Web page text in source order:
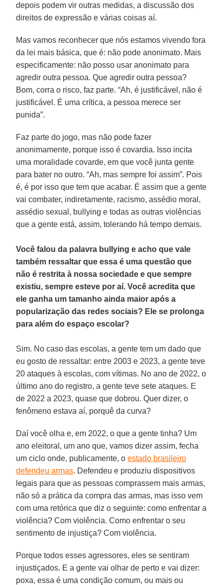
depois podem vir outras medidas, a discussão dos
direitos de expressão e várias coisas aí.
Mas vamos reconhecer que nós estamos vivendo fora
da lei mais básica, que é: não pode anonimato. Mais
especificamente: não posso usar anonimato para
agredir outra pessoa. Que agredir outra pessoa?
Bom, corra o risco, faz parte. “Ah, é justificável, não é
justificável. É uma crítica, a pessoa merece ser
punida”.
Faz parte do jogo, mas não pode fazer
anonimamente, porque isso é covardia. Isso incita
uma moralidade covarde, em que você junta gente
para bater no outro. “Ah, mas sempre foi assim”. Pois
é, é por isso que tem que acabar. É assim que a gente
vai combater, indiretamente, racismo, assédio moral,
assédio sexual, bullying e todas as outras violências
que a gente está, assim, tolerando há tempo demais.
Você falou da palavra bullying e acho que vale
também ressaltar que essa é uma questão que
não é restrita à nossa sociedade e que sempre
existiu, sempre esteve por aí. Você acredita que
ele ganha um tamanho ainda maior após a
popularização das redes sociais? Ele se prolonga
para além do espaço escolar?
Sim. No caso das escolas, a gente tem um dado que
eu gosto de ressaltar: entre 2003 e 2023, a gente teve
20 ataques à escolas, com vítimas. No ano de 2022, o
último ano do registro, a gente teve sete ataques. E
de 2022 a 2023, quase que dobrou. Quer dizer, o
fenômeno estava aí, porquê da curva?
Daí você olha e, em 2022, o que a gente tinha? Um
ano eleitoral, um ano que, vamos dizer assim, fecha
um ciclo onde, publicamente, oestado brasileiro
defendeu armas. Defendeu e produziu dispositivos
legais para que as pessoas comprassem mais armas,
não só a prática da compra das armas, mas isso vem
com uma retórica que diz o seguinte: como enfrentar a
violência? Com violência. Como enfrentar o seu
sentimento de injustiça? Com violência.
Porque todos esses agressores, eles se sentiram
injustiçados. E a gente vai olhar de perto e vai dizer:
poxa, essa é uma condição comum, ou mais ou